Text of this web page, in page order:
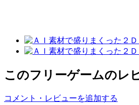
このフリーゲームのレ
コメント・レビューを追加する